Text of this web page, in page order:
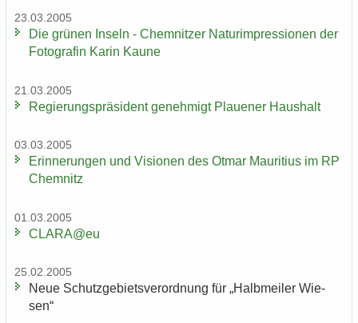
23.03.2005
Die grü­nen In­seln - Chem­nit­zer Na­turim­pres­sio­nen der
Fo­to­gra­fin Karin Kaune
21.03.2005
Re­gie­rungs­prä­si­dent ge­neh­migt Plaue­ner Haus­halt
03.03.2005
Er­in­ne­run­gen und Vi­sio­nen des Otmar Mau­ri­ti­us im RP
Chem­nitz
01.03.2005
CLARA@eu
25.02.2005
Neue Schutz­ge­biets­ver­ord­nung für „Halb­mei­ler Wie­
sen“